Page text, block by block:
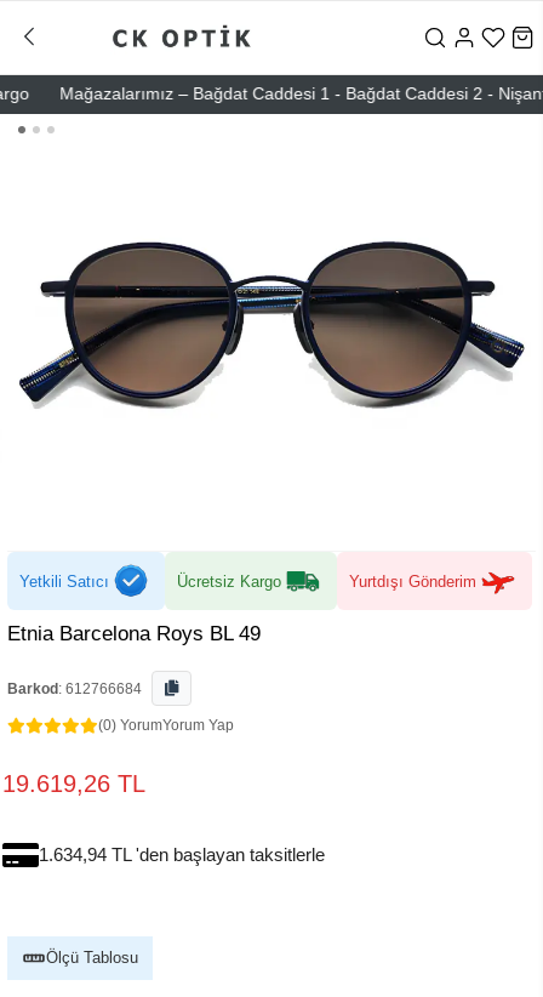
Mağazalarımız – Bağdat Caddesi 1 - Bağdat Caddesi 2 -
Yetkili Satıcı Ücretsiz Kargo Yurtdışı Gönderim
Etnia Barcelona Roys BL 49
Barkod : 612766684
(0) YorumYorum Yap
19.619,26 TL
1.634,94 TL 'den başlayan taksitlerle
Ölçü Tablosu